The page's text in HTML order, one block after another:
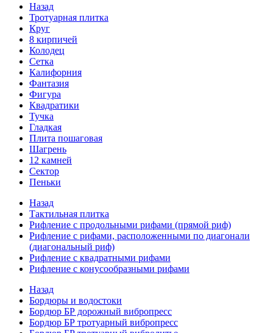
Назад
Тротуарная плитка
Круг
8 кирпичей
Колодец
Сетка
Калифорния
Фантазия
Фигура
Квадратики
Тучка
Гладкая
Плита пошаговая
Шагрень
12 камней
Сектор
Пеньки
Назад
Тактильная плитка
Рифление с продольными рифами (прямой риф)
Рифление с рифами, расположенными по диагонали
(диагональный риф)
Рифление с квадратными рифами
Рифление с конусообразными рифами
Назад
Бордюры и водостоки
Бордюр БР дорожный вибропресс
Бордюр БР тротуарный вибропресс